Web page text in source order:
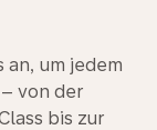
um jedem
von der
bis zur